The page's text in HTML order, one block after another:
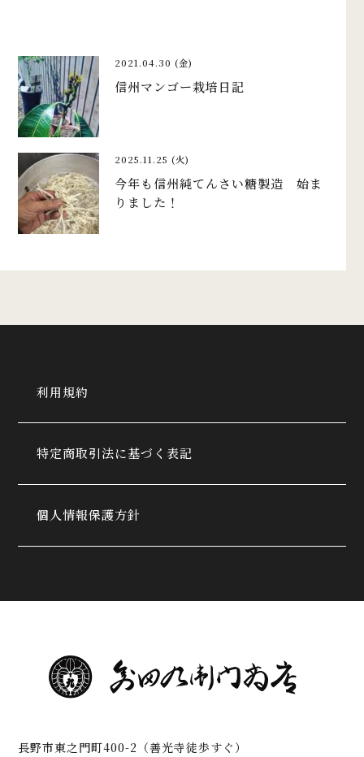
2021.04.30 (金)
信州マンゴー栽培日記
2025.11.25 (火)
今年も信州純てんさい糖製造 始ま
りました！
利用規約
特定商取引法に基づく表記
個人情報保護方針
長野市東之門町400-2（善光寺徒歩すぐ）